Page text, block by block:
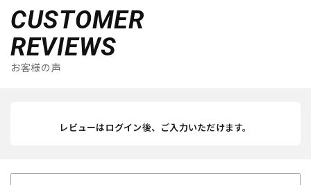
CUSTOMER
REVIEWS
お客様の声
レビューはログイン後、ご入力いただけます。